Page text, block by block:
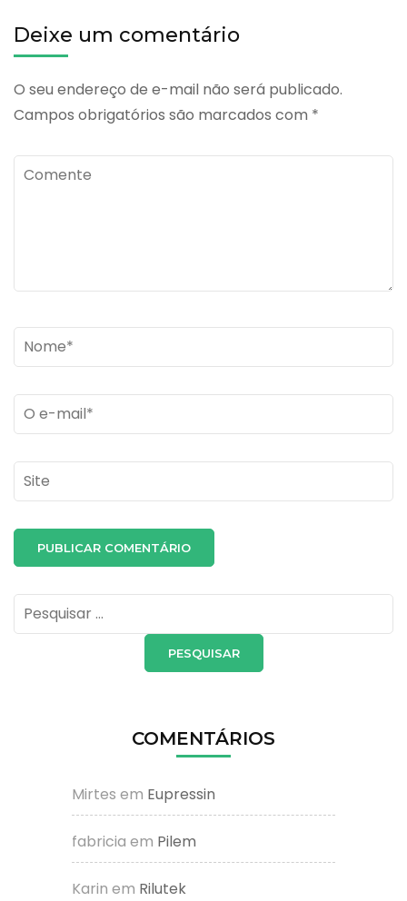
Deixe um comentário
O seu endereço de e-mail não será publicado.
Campos obrigatórios são marcados com *
Comente
Name*
Email *
Site
Pesquisar
por:
COMENTÁRIOS
Mirtes em Eupressin
fabricia em Pilem
Karin em Rilutek